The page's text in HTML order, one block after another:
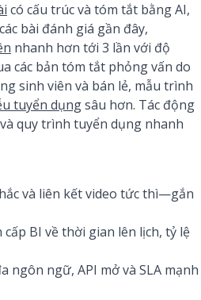
có cấu trúc và tóm tắt bằng AI,
bài đánh giá gần đây,
nhanh hơn tới 3 lần với độ
các bản tóm tắt phỏng vấn do
sinh viên và bán lẻ, mẫu trình
tuyển dụngsâu hơn. Tác động
quy trình tuyển dụng nhanh
và liên kết video tức thì—gắn
BI về thời gian lên lịch, tỷ lệ
ngôn ngữ, API mở và SLA mạnh